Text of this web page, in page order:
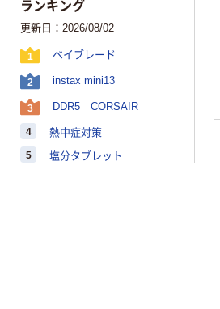
ランキング
更新日：2026/08/02
1 ベイブレード
2 instax mini13
3 DDR5 CORSAIR
4 熱中症対策
5 塩分タブレット